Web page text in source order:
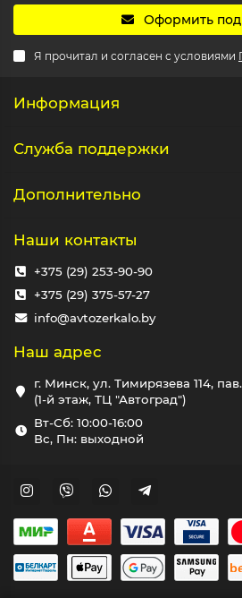
Оформить
Я прочитал и согласен с условиями
Информация
Служба поддержки
Дополнительно
Наши контакты
+375 (29) 253-90-90
+375 (29) 375-57-27
info@avtozerkalo.by
Наш адрес
г. Минск, ул. Тимирязева 114,
(1-й этаж, ТЦ "Автоград")
Вт-Сб: 10:00-16:00
Вс, Пн: выходной